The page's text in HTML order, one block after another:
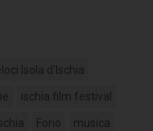
Isola d'Ischia
ischia film festival
Forio musica